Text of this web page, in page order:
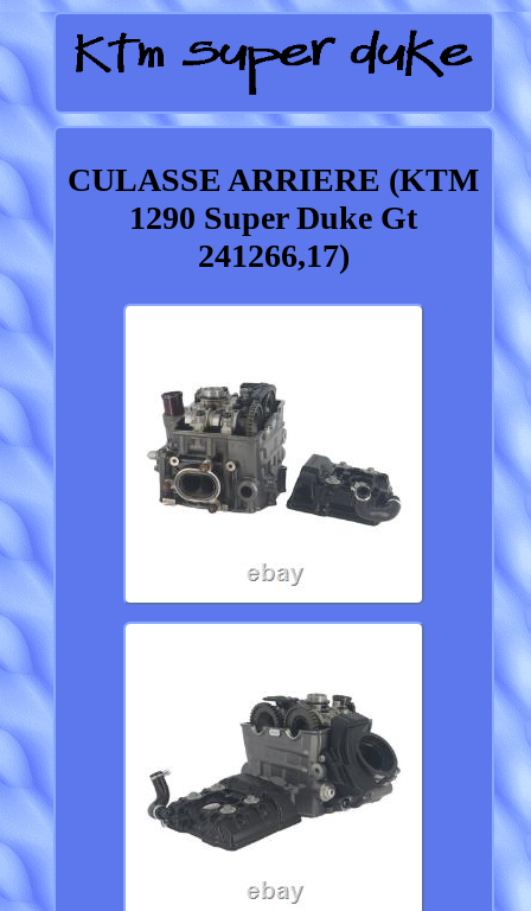
CULASSE ARRIERE (KTM
1290 Super Duke Gt
241266,17)